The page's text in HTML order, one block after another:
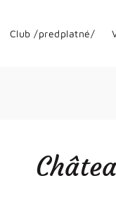
Club /predplatné/